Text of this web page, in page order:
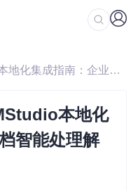
/ RAG-Anything与LMStudio本地化集成指南：企业级文档智能处理解决方案
本地化
智能处理解